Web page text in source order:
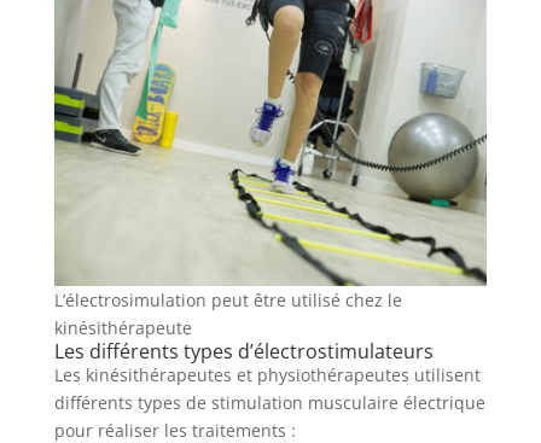
L’électrosimulation peut être utilisé chez le
kinésithérapeute
Les différents types d’électrostimulateurs
Les kinésithérapeutes et physiothérapeutes utilisent
différents types de stimulation musculaire électrique
pour réaliser les traitements :